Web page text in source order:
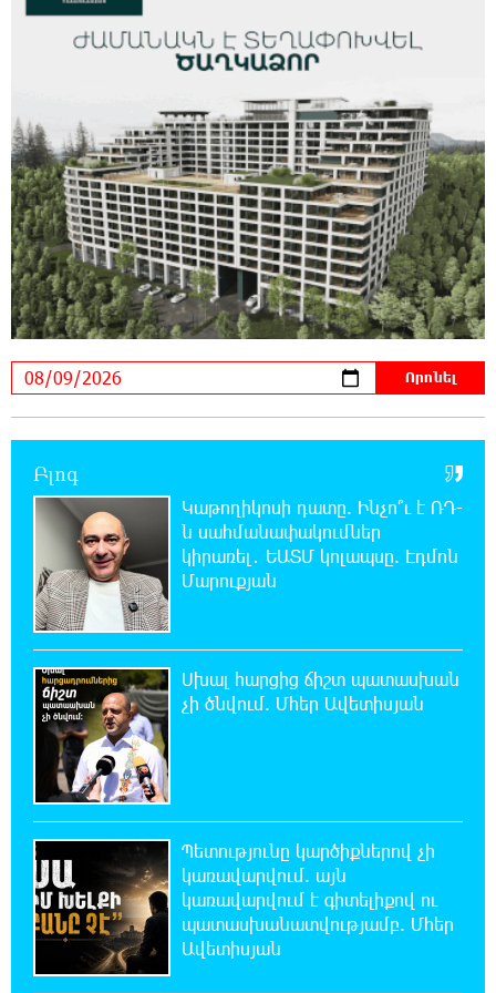
ուկրաինական 360 անօդաչու թռչող սարք
Օգոստոսի 10-ին, 11-ին, 12-ին, 13-ին, 14-ին,
17-ին, 18-ին և 20-ին հարյուրավոր
հասցեներում լույս չի լինելու
23:01:57 8-08-2026
Ողբերգական դեպք՝ Երևանում․ Կիևյան
կամրջի տակ հայտնաբերվել է տղամարդու
մարմին
22:43:21 8-08-2026
Ադրբեջանի Սարով գյուղում տանը 18-ամյա
22:07:09 8-08-2026
Արտակարգ դեպք՝ Երևանում․ կոտրել են
«Հույս բոլոր մարդկանց» հիմնադրամի
շենքի պատուհաններն ու դռները
21:48:41 8-08-2026
Ալիևն ու Թրամփը հեռախոսազրույց են
ունեցել
21:29:45 8-08-2026
«Ինտեր»-ը հաղթեց «Յուվենտուս»-ին
21:10:46 8-08-2026
Քրեական վարույթի շրջանակում անձի
անձնական և ընտանեկան կյանքին առնչվող
տվյալների անհարկի հրապարակումն անթույլատրելի է.
ՄԻՊ
Բլոգ
Կաթողիկոսի դատը. Ինչո՞ւ է ՌԴ-
ն սահմանափակումներ
կիրառել․ ԵԱՏՄ կոլապսը. Էդմոն
Մարուքյան
Սխալ հարցից ճիշտ պատասխան
չի ծնվում. Մհեր Ավետիսյան
Պետությունը կարծիքներով չի
կառավարվում. այն
կառավարվում է գիտելիքով ու
պատասխանատվությամբ. Մհեր
Ավետիսյան